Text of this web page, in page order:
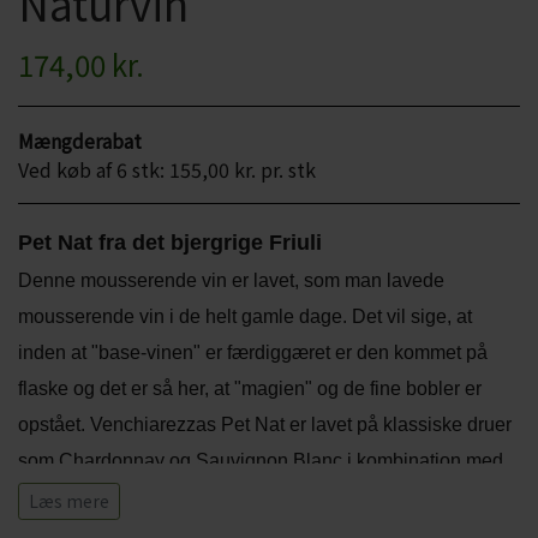
REFOSCO
RIESLING
SCHIOPPETINO
TONICS OG VAND
JUL OG GLØGG
PÅSKE
174,00 kr.
Mængderabat
Ved køb af 6 stk: 155,00 kr. pr. stk
Pet Nat fra det bjergrige Friuli
Denne mousserende vin er lavet, som man lavede
mousserende vin i de helt gamle dage. Det vil sige, at
inden at "base-vinen" er færdiggæret er den kommet på
flaske og det er så her, at "magien" og de fine bobler er
opstået. Venchiarezzas Pet Nat er lavet på klassiske druer
som Chardonnay og Sauvignon Blanc i kombination med
den lokale drue Ribolla Gialla, som er en drue der primært
Læs mere